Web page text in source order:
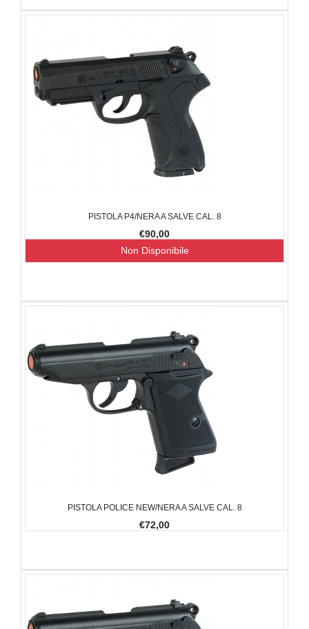
PISTOLA P4/NERA A SALVE CAL. 8
€90,00
Non Disponibile
PISTOLA POLICE NEW/NERA A SALVE CAL. 8
€72,00